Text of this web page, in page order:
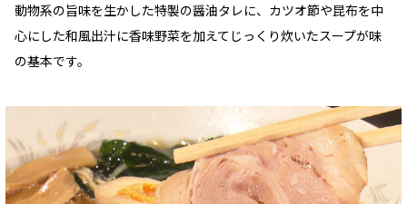
動物系の旨味を生かした特製の醤油タレに、カツオ節や昆布を中
心にした和風出汁に香味野菜を加えてじっくり炊いたスープが味
の基本です。